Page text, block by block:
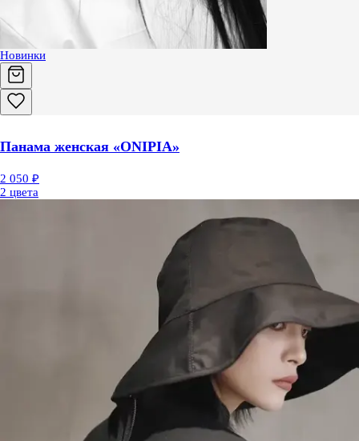
Новинки
Панама женская «ONIPIA»
2 050 ₽
2 цвета